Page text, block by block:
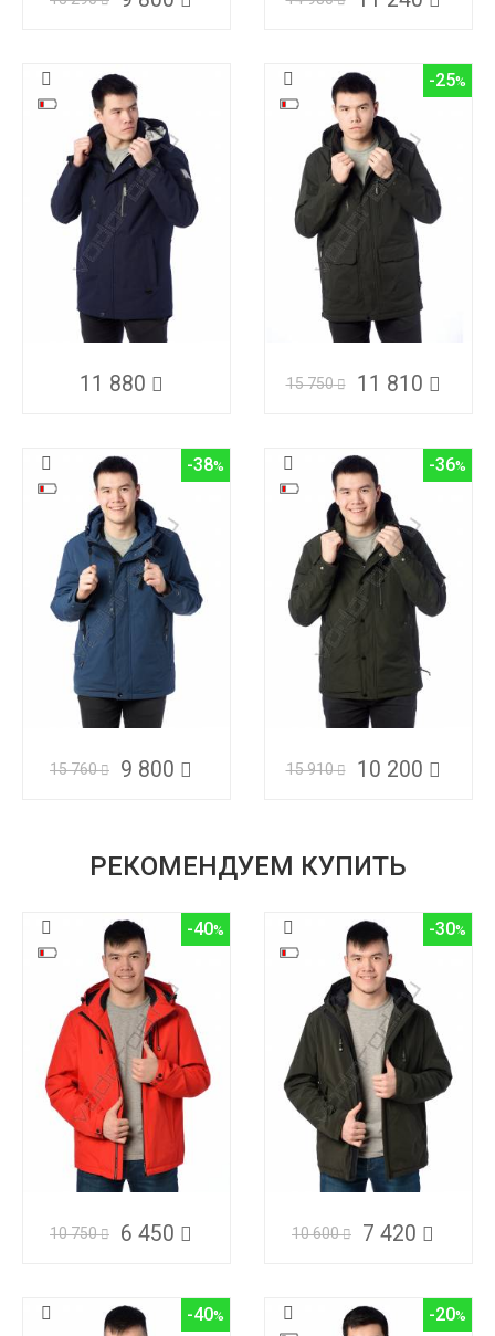
11 880
-25
15 750 11 810
-38
15 760 9 800
-36
15 910 10 200
РЕКОМЕНДУЕМ КУПИТЬ
-40
10 750 6 450
-30
10 600 7 420
-40 -20